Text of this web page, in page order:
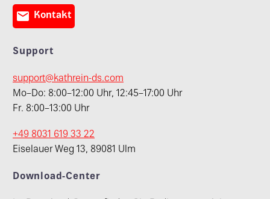
 Kontakt
Support
support@kathrein-ds.com
Mo–Do: 8:00–12:00 Uhr, 12:45–17:00 Uhr
Fr. 8:00–13:00 Uhr
+49 8031 619 33 22
Eiselauer Weg 13, 89081 Ulm
Download-Center